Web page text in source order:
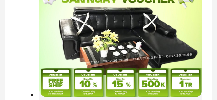
12,000,000₫.